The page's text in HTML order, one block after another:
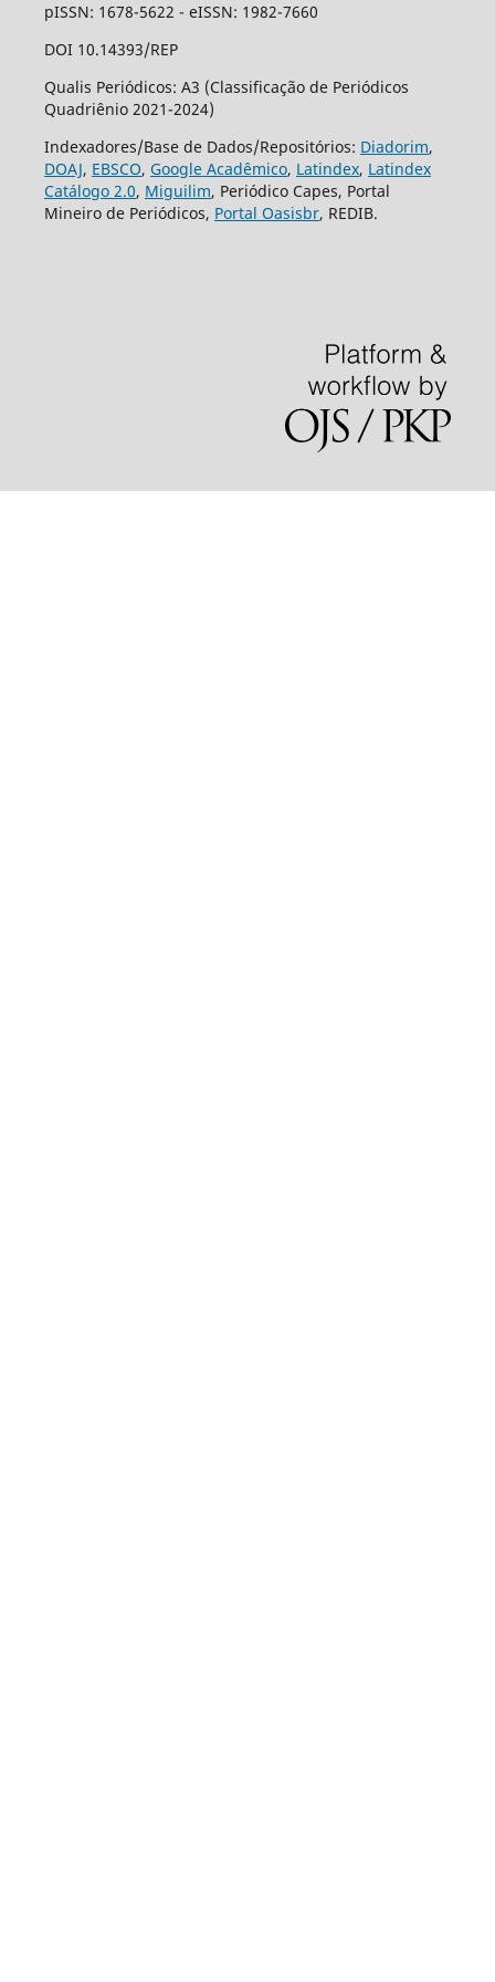
pISSN: 1678-5622 - eISSN: 1982-7660
DOI 10.14393/REP
Qualis Periódicos: A3 (Classificação de Periódicos
Quadriênio 2021-2024)
Indexadores/Base de Dados/Repositórios: Diadorim,
DOAJ, EBSCO, Google Acadêmico, Latindex, Latindex
Catálogo 2.0, Miguilim, Periódico Capes, Portal
Mineiro de Periódicos, Portal Oasisbr, REDIB.